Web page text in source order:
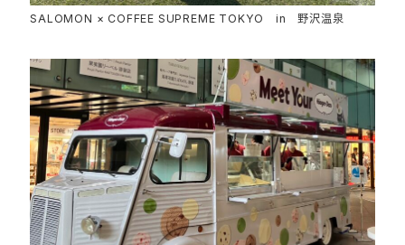
SALOMON × COFFEE SUPREME TOKYO in 野沢温泉